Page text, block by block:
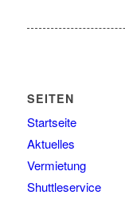
SEITEN
Startseite
Aktuelles
Vermietung
Shuttleservice